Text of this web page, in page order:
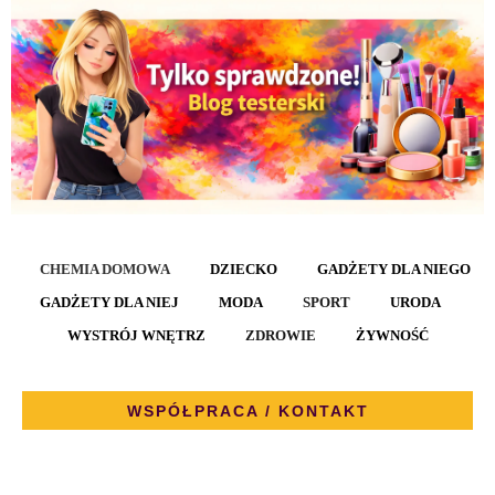
CHEMIA DOMOWA DZIECKO
GADŻETY DLA NIEGO
GADŻETY DLA NIEJ
MODA SPORT
URODA
WYSTRÓJ WNĘTRZ
ZDROWIE ŻYWNOŚĆ
WSPÓŁPRACA / KONTAKT